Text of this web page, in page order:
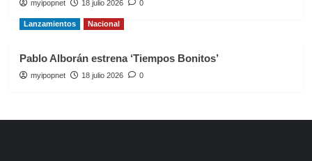
myipopnet 18 julio 2026 0
Lanzamientos Nacional
Pablo Alborán estrena ‘Tiempos Bonitos’
myipopnet 18 julio 2026 0